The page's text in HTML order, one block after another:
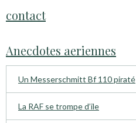
contact
Anecdotes aeriennes
Un Messerschmitt Bf 110 piraté
La RAF se trompe d’ile